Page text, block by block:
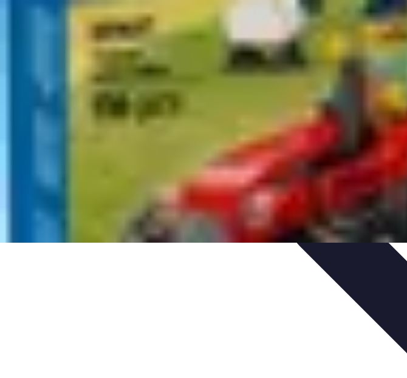
Remorque Agricole
Achat et choix de remorqueGuide d'achat Guides pratiques